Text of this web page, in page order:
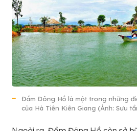
Đầm Đông Hồ là một trong những
của Hà Tiên Kiên Giang (Ảnh: Sưu